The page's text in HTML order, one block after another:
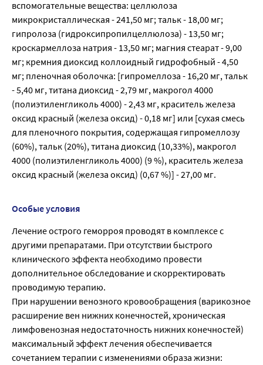
вспомогательные вещества: целлюлоза
микрокристаллическая - 241,50 мг; тальк - 18,00 мг;
гипролоза (гидроксипропилцеллюлоза) - 13,50 мг;
кроскармеллоза натрия - 13,50 мг; магния стеарат - 9,00
мг; кремния диоксид коллоидный гидрофобный - 4,50
мг; пленочная оболочка: [гипромеллоза - 16,20 мг, тальк
- 5,40 мг, титана диоксид - 2,79 мг, макрогол 4000
(полиэтиленгликоль 4000) - 2,43 мг, краситель железа
оксид красный (железа оксид) - 0,18 мг] или [сухая смесь
для пленочного покрытия, содержащая гипромеллозу
(60%), тальк (20%), титана диоксид (10,33%), макрогол
4000 (полиэтиленгликоль 4000) (9 %), краситель железа
оксид красный (железа оксид) (0,67 %)] - 27,00 мг.
Особые условия
Лечение острого геморроя проводят в комплексе с
другими препаратами. При отсутствии быстрого
клинического эффекта необходимо провести
дополнительное обследование и скорректировать
проводимую терапию.
При нарушении венозного кровообращения (варикозное
расширение вен нижних конечностей, хроническая
лимфовенозная недостаточность нижних конечностей)
максимальный эффект лечения обеспечивается
сочетанием терапии с изменениями образа жизни: